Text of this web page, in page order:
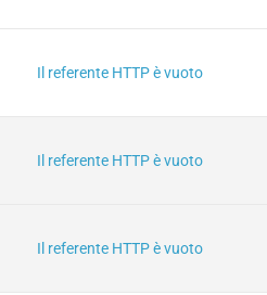
Il referente HTTP è vuoto
Il referente HTTP è vuoto
Il referente HTTP è vuoto